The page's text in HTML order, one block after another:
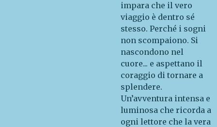
impara che il vero
viaggio è dentro sé
stesso. Perché i sogni
non scompaiono. Si
nascondono nel
cuore... e aspettano il
coraggio di tornare a
splendere.
Un’avventura intensa e
luminosa che ricorda a
ogni lettore che la vera